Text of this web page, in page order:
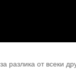
разлика от всеки